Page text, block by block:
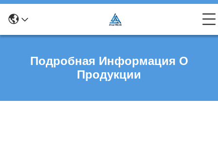
Подробная Информация О
Продукции